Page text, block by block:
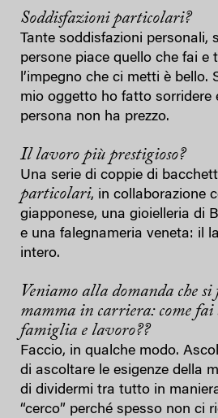
Soddisfazioni particolari?
Tante soddisfazioni personali,
persone piace quello che fai e
l’impegno che ci metti è bello.
mio oggetto ho fatto sorridere
persona non ha prezzo.
Il lavoro più prestigioso?
Una serie di coppie di
particolari, in collaborazione
giapponese, una gioielleria di
e una falegnameria veneta: il
intero.
Veniamo alla domanda che
mamma in carriera: come fai
famiglia e lavoro??
Faccio, in qualche modo.
di ascoltare le esigenze della
di dividermi tra tutto in
“cerco” perché spesso non ci